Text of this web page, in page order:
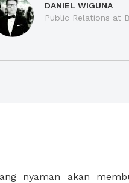
DANIEL WIGUNA
Public Relations at
nyaman akan
Anda, seperti surat